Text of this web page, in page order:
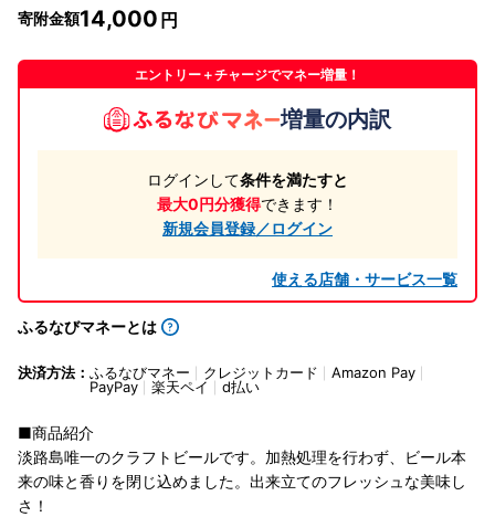
寄附金額14,000
エントリー＋チャージでマネー増量！
増量の内訳
ログインして条件を満たすと
最大0円分獲得できます！
新規会員登録／ログイン
使える店舗・サービス一覧
ふるなびマネーとは
決済方法： ふるなびマネー クレジットカード
Amazon Pay
PayPay
楽天ペイ d払い
■商品紹介
淡路島唯一のクラフトビールです。加熱処理を行わず、ビール本
来の味と香りを閉じ込めました。出来立てのフレッシュな美味し
さ！